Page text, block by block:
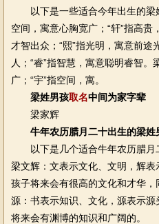
以下是一些适合今年出生的梁
空间，寓意心胸宽广；“轩”指高贵
才智出众；“熙”指光明，寓意前途
人；“睿”指智慧，寓意聪明睿智。
广；“宇”指空间，寓。
梁姓男孩取名中间为家字辈
梁家辉
牛年农历腊月二十出生的梁姓
以下是几个适合牛年农历腊月
梁文辉：文表示文化、文明，辉
孩子将来会有很高的文化和才华
源：书表示知识、文化，源表示
将来会有渊博的知识和广阔的。